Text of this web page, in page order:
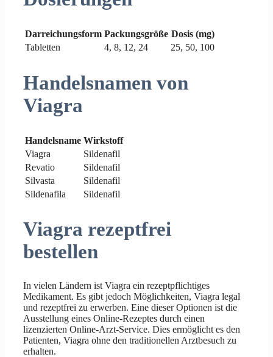
Darreichungsform Packungsgröße Dosis (mg)
Tabletten
4, 8, 12, 24 25, 50, 100
Handelsnamen von
Viagra
Handelsname Wirkstoff
Viagra
Sildenafil
Revatio
Sildenafil
Silvasta
Sildenafil
Sildenafila
Sildenafil
Viagra rezeptfrei
bestellen
In vielen Ländern ist Viagra ein rezeptpflichtiges
Medikament. Es gibt jedoch Möglichkeiten, Viagra legal
und rezeptfrei zu erwerben. Eine dieser Optionen ist die
Ausstellung eines Online-Rezeptes durch einen
lizenzierten Online-Arzt-Service. Dies ermöglicht es den
Patienten, Viagra ohne den traditionellen Arztbesuch zu
erhalten.